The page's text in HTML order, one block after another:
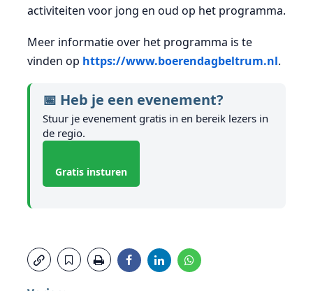
activiteiten voor jong en oud op het programma.
Meer informatie over het programma is te
vinden op https://www.boerendagbeltrum.nl.
📅 Heb je een evenement?
Stuur je evenement gratis in en bereik lezers in
de regio.
Gratis insturen